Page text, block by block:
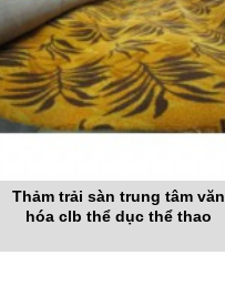
Thảm trải sàn trung tâm văn
hóa clb thể dục thể thao